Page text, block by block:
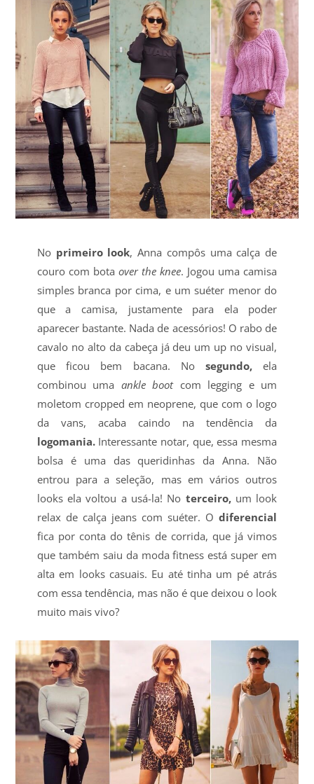
No primeiro look, Anna compôs uma calça de
couro com bota over the knee. Jogou uma camisa
simples branca por cima, e um suéter menor do
que a camisa, justamente para ela poder
aparecer bastante. Nada de acessórios! O rabo de
cavalo no alto da cabeça já deu um up no visual,
que ficou bem bacana. No segundo,ela
combinou uma ankle bootcom legging e um
moletom cropped em neoprene, que com o logo
da vans, acaba caindo na tendência da
logomania.Interessante notar, que, essa mesma
bolsa é uma das queridinhas da Anna. Não
entrou para a seleção, mas em vários outros
looks ela voltou a usá-la! No terceiro,um look
relax de calça jeans com suéter. O diferencial
fica por conta do tênis de corrida, que já vimos
que também saiu da moda fitness está super em
alta em looks casuais. Eu até tinha um pé atrás
com essa tendência, mas não é que deixou o look
muito mais vivo?